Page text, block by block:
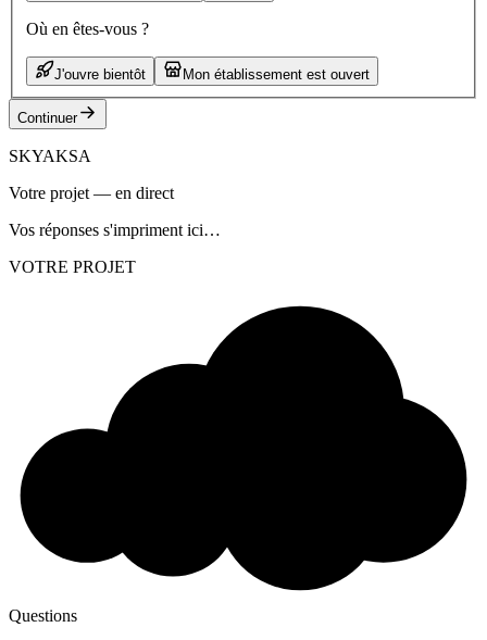
Où en êtes-vous ?
J'ouvre bientôt Mon établissement est ouvert
Continuer
SKYAKSA
Votre projet — en direct
Vos réponses s'impriment ici…
VOTRE PROJET
Questions